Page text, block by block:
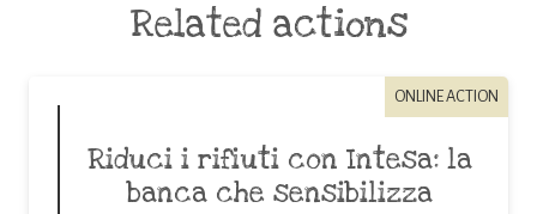
Related actions
ONLINE ACTION
Riduci i rifiuti con Intesa: la
banca che sensibilizza